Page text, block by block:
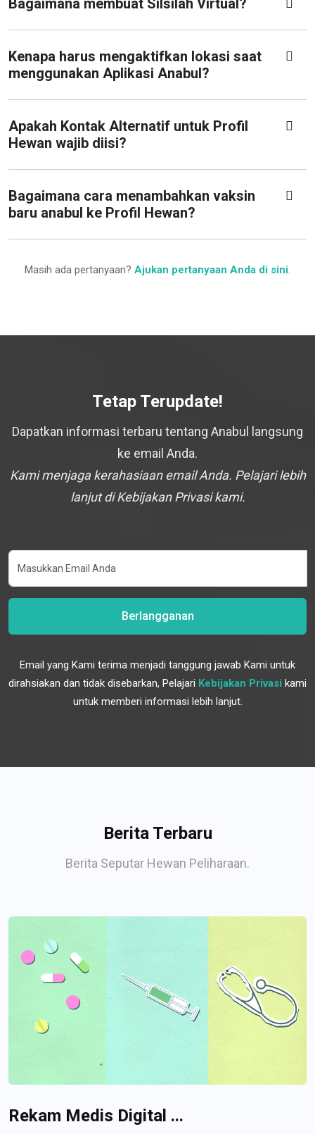
Bagaimana membuat Silsilah Virtual?
Kenapa harus mengaktifkan lokasi saat
menggunakan Aplikasi Anabul?
Apakah Kontak Alternatif untuk Profil
Hewan wajib diisi?
Bagaimana cara menambahkan vaksin
baru anabul ke Profil Hewan?
Masih ada pertanyaan? Ajukan pertanyaan Anda di sini.
Tetap Terupdate!
Dapatkan informasi terbaru tentang Anabul langsung
ke email Anda.
Kami menjaga kerahasiaan email Anda. Pelajari lebih
lanjut di Kebijakan Privasi kami.
Berlangganan
Email yang Kami terima menjadi tanggung jawab Kami untuk
dirahsiakan dan tidak disebarkan, Pelajari Kebijakan Privasi kami
untuk memberi informasi lebih lanjut.
Berita Terbaru
Berita Seputar Hewan Peliharaan.
Rekam Medis Digital ...